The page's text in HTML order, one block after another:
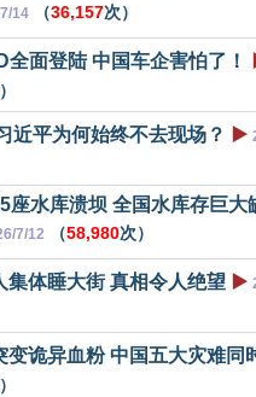
14 （36,157次）
全面登陆 中国车企害怕了！
近平为何始终不去现场？ ▶️
座水库溃坝 全国水库存巨大
7/12 （58,980次）
集体睡大街 真相令人绝望 ▶️
变诡异血粉 中国五大灾难同